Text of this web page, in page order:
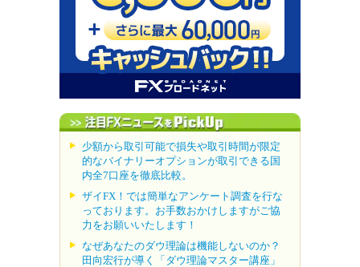
少額から取引可能で損失や取引時間が限定
的なバイナリーオプションが取引できる国
内全7口座を徹底比較。
ザイFX！では簡単なアンケート調査を行な
っております。お手数おかけしますがご協
力をお願いいたします！
なぜあなたのダウ理論は機能しないのか？
田向宏行が導く「ダウ理論マスター講座」